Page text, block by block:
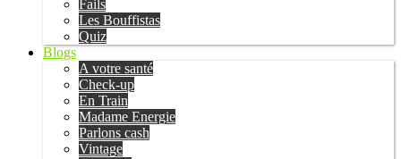
Fails
Les Bouffistas
Quiz
Blogs
A votre santé
Check-up
En Train
Madame Energie
Parlons cash
Vintage